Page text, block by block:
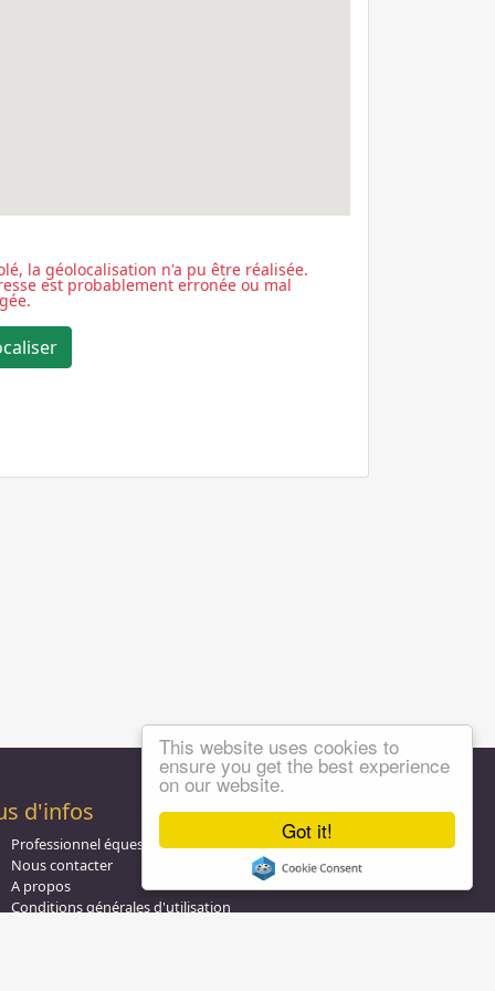
Got it!
This website uses cookies to
ensure you get the best experience
on our website.
la géolocalisation n'a pu être réalisée.
est probablement erronée ou mal
d'infos
Professionnel équestre, Inscrivez-vous !
Nous contacter
A propos
Conditions générales d'utilisation